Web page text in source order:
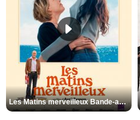
Les Matins merveilleux Bande-annonce VF